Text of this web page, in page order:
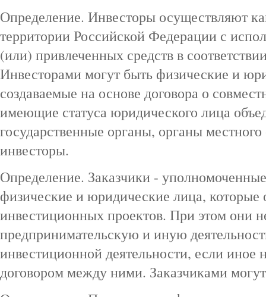
Определение. Инвесторы осуществляют
территории Российской Федерации с
(или) привлеченных средств в
Инвесторами могут быть физические и
создаваемые на основе договора о
имеющие статуса юридического лица
государственные органы, органы
инвесторы.
Определение. Заказчики -
физические и юридические лица,
инвестиционных проектов. При этом они
предпринимательскую и иную
инвестиционной деятельности, если иное
договором между ними. Заказчиками